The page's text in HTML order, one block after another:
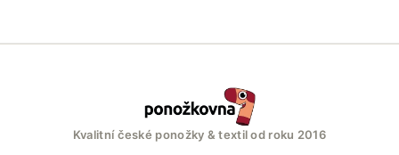
Kvalitní české ponožky & textil od roku 2016